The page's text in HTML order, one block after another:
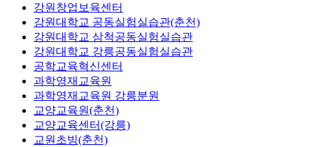
강원창업보육센터
강원대학교 공동실험실습관(춘천)
강원대학교 삼척공동실험실습관
강원대학교 강릉공동실험실습관
공학교육혁신센터
과학영재교육원
과학영재교육원 강릉분원
교양교육원(춘천)
교양교육센터(강릉)
교원초빙(춘천)